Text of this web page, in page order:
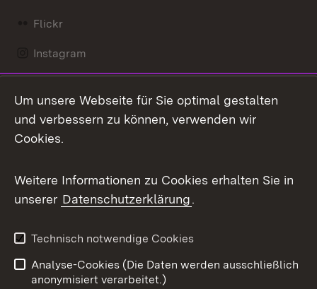
Flickr
Instagram
Mastodon
Messenger
Social Wall
X / Twitter
Youtube
Um unsere Webseite für Sie optimal gestalten
und verbessern zu können, verwenden wir
Cookies.
Weitere Informationen zu Cookies erhalten Sie in
unserer Datenschutzerklärung.
Technisch notwendige Cookies
Analyse-Cookies (Die Daten werden ausschließlich
anonymisiert verarbeitet.)